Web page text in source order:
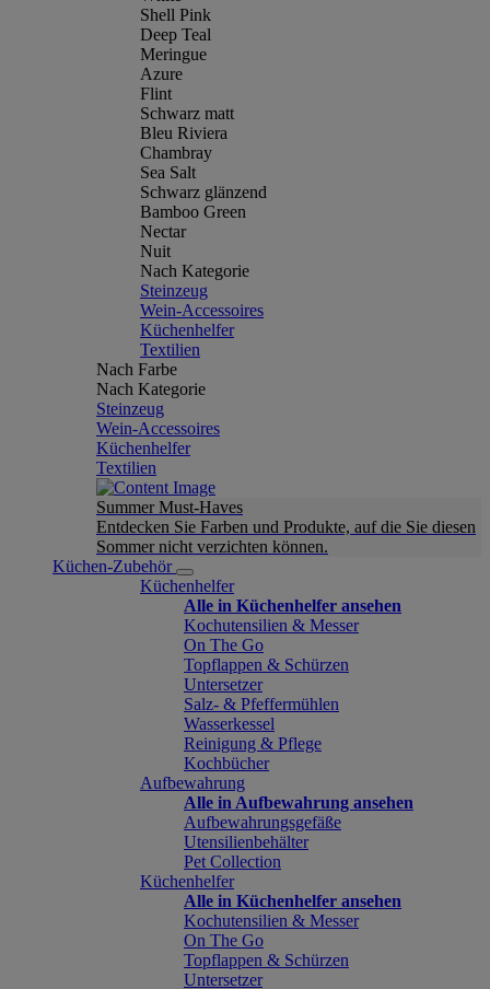
Shell Pink
Deep Teal
Meringue
Azure
Flint
Schwarz matt
Bleu Riviera
Chambray
Sea Salt
Schwarz glänzend
Bamboo Green
Nectar
Nuit
Nach Kategorie
Steinzeug
Wein-Accessoires
Küchenhelfer
Textilien
Nach Farbe
Nach Kategorie
Steinzeug
Wein-Accessoires
Küchenhelfer
Textilien
Summer Must-Haves
Entdecken Sie Farben und Produkte, auf die Sie diesen
Sommer nicht verzichten können.
Küchen-Zubehör
Küchenhelfer
Alle in Küchenhelfer ansehen
Kochutensilien & Messer
On The Go
Topflappen & Schürzen
Untersetzer
Salz- & Pfeffermühlen
Wasserkessel
Reinigung & Pflege
Kochbücher
Aufbewahrung
Alle in Aufbewahrung ansehen
Aufbewahrungsgefäße
Utensilienbehälter
Pet Collection
Küchenhelfer
Alle in Küchenhelfer ansehen
Kochutensilien & Messer
On The Go
Topflappen & Schürzen
Untersetzer